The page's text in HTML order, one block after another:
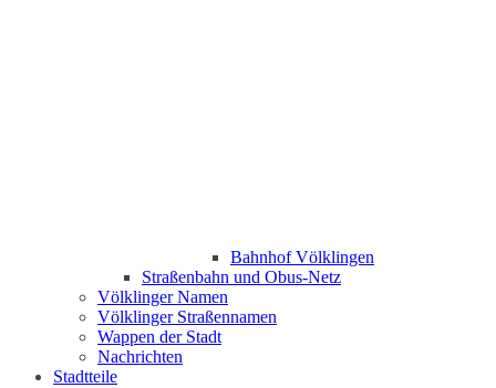
Bahnhof Völklingen
Straßenbahn und Obus-Netz
Völklinger Namen
Völklinger Straßennamen
Wappen der Stadt
Nachrichten
Stadtteile